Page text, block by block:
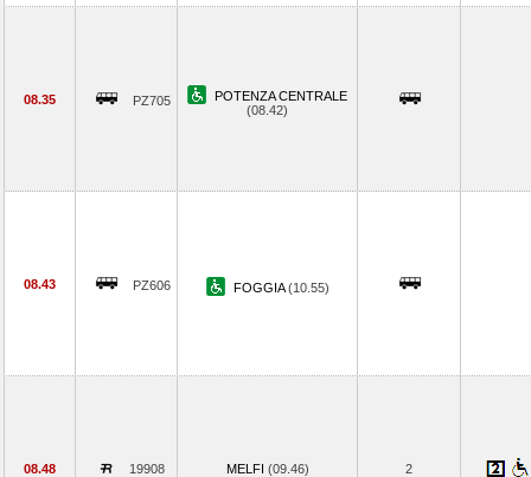
08.35 PZ705
POTENZA CENTRALE
(08.42)
08.43 PZ606 FOGGIA(10.55)
08.48 19908 MELFI (09.46) 2